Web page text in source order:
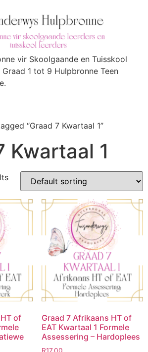
vir Skoolgaande en Tuisskool
1 tot 9 Hulpbronne Teen
“Graad 7 Kwartaal 1”
Kwartaal 1
of
Graad 7 Afrikaans HT of
EAT Kwartaal 1 Formele
Assessering – Hardoplees
R17.00